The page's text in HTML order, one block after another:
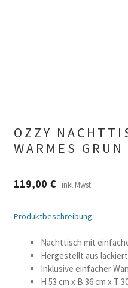
OZZY
WARMES
119,00 € inkl.Mwst.
Produktbeschreibung
Nachttisch mit
Hergestellt aus
Inklusive einfacher
H 53 cm x B 36 cm x T